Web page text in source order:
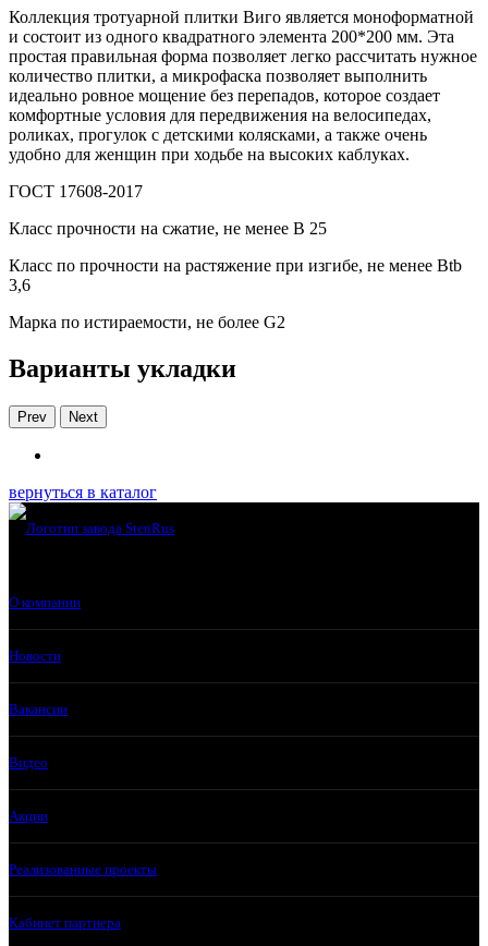
Коллекция тротуарной плитки Виго является моноформатной
и состоит из одного квадратного элемента 200*200 мм. Эта
простая правильная форма позволяет легко рассчитать нужное
количество плитки, а микрофаска позволяет выполнить
идеально ровное мощение без перепадов, которое создает
комфортные условия для передвижения на велосипедах,
роликах, прогулок с детскими колясками, а также очень
удобно для женщин при ходьбе на высоких каблуках.
ГОСТ 17608-2017
Класс прочности на сжатие, не менее В 25
Класс по прочности на растяжение при изгибе, не менее Вtb
3,6
Марка по истираемости, не более G2
Варианты укладки
Prev Next
вернуться в каталог
О компании
Новости
Вакансии
Видео
Акции
Реализованные проекты
Кабинет партнера